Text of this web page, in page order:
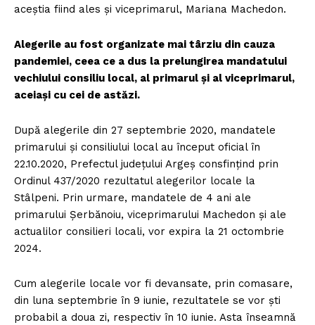
aceștia fiind ales și viceprimarul, Mariana Machedon.
Alegerile au fost organizate mai târziu din cauza
pandemiei, ceea ce a dus la prelungirea mandatului
vechiului consiliu local, al primarul și al viceprimarul,
aceiași cu cei de astăzi.
După alegerile din 27 septembrie 2020, mandatele
primarului și consiliului local au început oficial în
22.10.2020, Prefectul județului Argeș consfințind prin
Ordinul 437/2020 rezultatul alegerilor locale la
Stâlpeni. Prin urmare, mandatele de 4 ani ale
primarului Șerbănoiu, viceprimarului Machedon și ale
actualilor consilieri locali, vor expira la 21 octombrie
2024.
Cum alegerile locale vor fi devansate, prin comasare,
din luna septembrie în 9 iunie, rezultatele se vor ști
probabil a doua zi, respectiv în 10 iunie. Asta înseamnă